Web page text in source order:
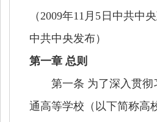
（2009年11 月 5 日中共中
中共中央发布）
第一章 总则
第一条 为了深入贯彻习
通高等学校（以下简称高